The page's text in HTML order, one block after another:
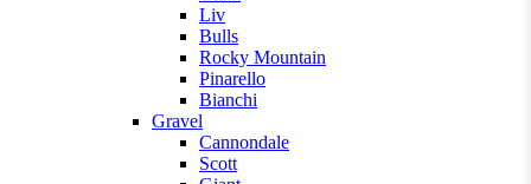
Liv
Bulls
Rocky Mountain
Pinarello
Bianchi
Gravel
Cannondale
Scott